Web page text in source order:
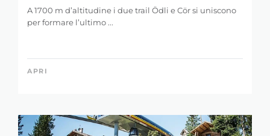
A 1700 m d’altitudine i due trail Ödli e Cör si uniscono
per formare l’ultimo ...
APRI